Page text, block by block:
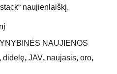
naujienlaiškį.
NAUJIENOS
, didelę, JAV, naujasis, oro,